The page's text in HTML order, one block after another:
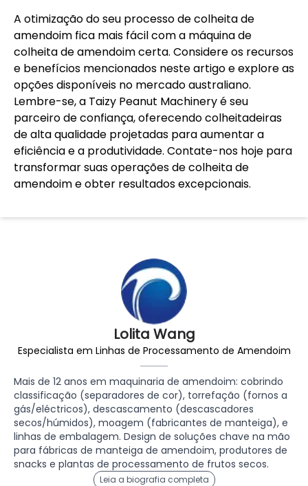
Lolita Wang
Especialista em Linhas de Processamento de Amendoim
Mais de 12 anos em maquinaria de amendoim: cobrindo
classificação (separadores de cor), torrefação (fornos a
gás/eléctricos), descascamento (descascadores
secos/húmidos), moagem (fabricantes de manteiga), e
linhas de embalagem. Design de soluções chave na mão
para fábricas de manteiga de amendoim, produtores de
snacks e plantas de processamento de frutos secos.
Leia a biografia completa
A otimização do seu processo de colheita de
amendoim fica mais fácil com a máquina de
colheita de amendoim certa. Considere os recursos
e benefícios mencionados neste artigo e explore as
opções disponíveis no mercado australiano.
Lembre-se, a Taizy Peanut Machinery é seu
parceiro de confiança, oferecendo colheitadeiras
de alta qualidade projetadas para aumentar a
eficiência e a produtividade. Contate-nos hoje para
transformar suas operações de colheita de
amendoim e obter resultados excepcionais.